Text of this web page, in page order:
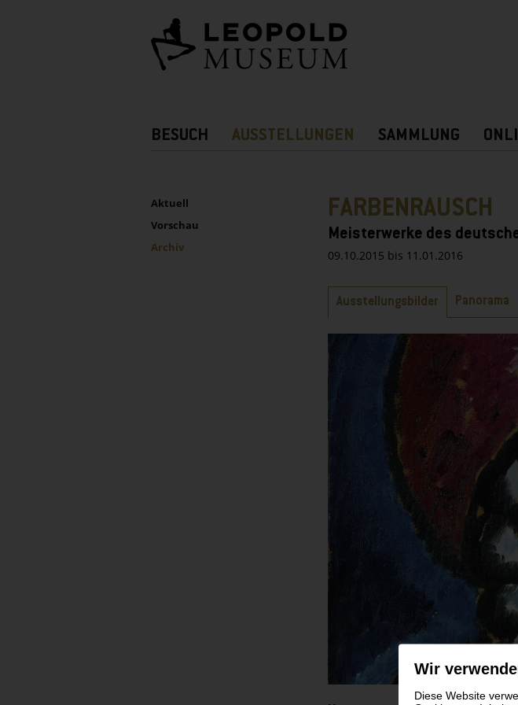
Wir
Diese Website
Hauptnavigation
BESUCH AUSSTELLUNGEN SAMMLUNG
Sidebar
UNTERNAVIGATION
Aktuell
Vorschau
Archiv
FARBENRAUSCH
Meisterwerke des
09.10.2015 bis 11.01.2016
Reiter
Ausstellungsbilder Panorama